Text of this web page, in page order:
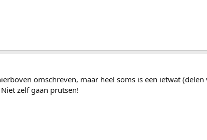
omschreven, maar heel soms is een ietwat
zelf gaan prutsen!